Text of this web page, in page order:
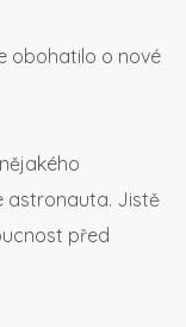
obohatilo o nové
astronauta. Jistě
před